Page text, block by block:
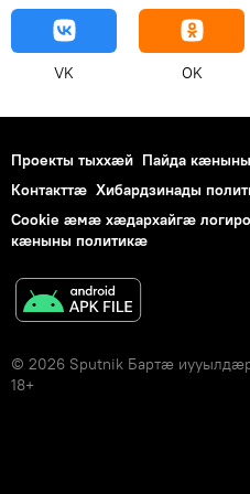
VK OK
Проекты тыххӕй Пайда
Контакттӕ Хибардзинады
Cookie æмæ хæдархайгæ
кæныны политикæ
© 2026 Sputnik Бартӕ
18+